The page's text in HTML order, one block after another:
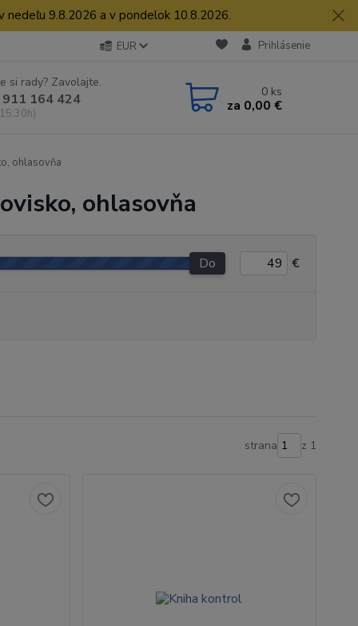
nedeľu 9.8.2026 a v pondelok 10.8.2026.
EUR Prihlásenie
si rady? Zavolajte.
164 424 0 ks
za 0,00 €
ohlasovňa
ohlasovňa
Do €
strana z 1